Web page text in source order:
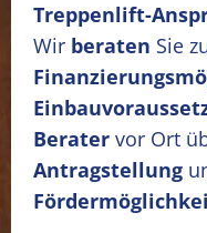
Treppenlift-
Wir beraten Sie
Berater vor Ort
Antragstellung